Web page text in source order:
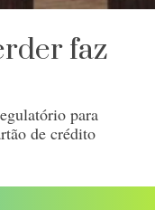
faz
para
de crédito